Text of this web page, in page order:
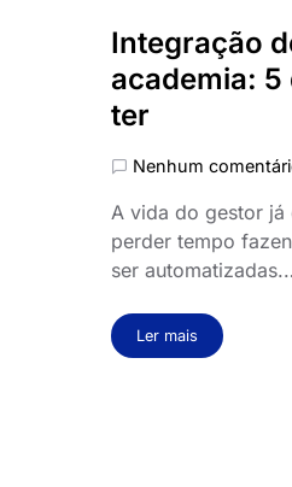
Integração
academia:
ter
Nenhum
A vida do gestor
perder tempo
ser
Ler mais